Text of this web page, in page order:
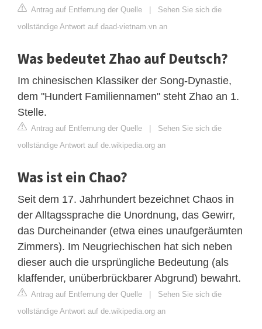
Antrag auf Entfernung der Quelle | Sehen Sie sich die
vollständige Antwort auf daad-vietnam.vn an
Was bedeutet Zhao auf Deutsch?
Im chinesischen Klassiker der Song-Dynastie,
dem "Hundert Familiennamen" steht Zhao an 1.
Stelle.
Antrag auf Entfernung der Quelle | Sehen Sie sich die
vollständige Antwort auf de.wikipedia.org an
Was ist ein Chao?
Seit dem 17. Jahrhundert bezeichnet Chaos in
der Alltagssprache die Unordnung, das Gewirr,
das Durcheinander (etwa eines unaufgeräumten
Zimmers). Im Neugriechischen hat sich neben
dieser auch die ursprüngliche Bedeutung (als
klaffender, unüberbrückbarer Abgrund) bewahrt.
Antrag auf Entfernung der Quelle | Sehen Sie sich die
vollständige Antwort auf de.wikipedia.org an